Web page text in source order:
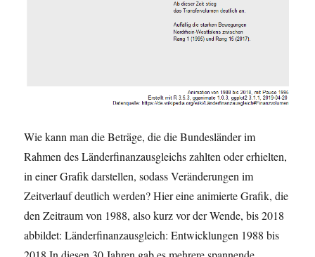
Wie kann man die Beträge, die die Bundesländer im
Rahmen des Länderfinanzausgleichs zahlten oder erhielten,
in einer Grafik darstellen, sodass Veränderungen im
Zeitverlauf deutlich werden? Hier eine animierte Grafik, die
den Zeitraum von 1988, also kurz vor der Wende, bis 2018
abbildet: Länderfinanzausgleich: Entwicklungen 1988 bis